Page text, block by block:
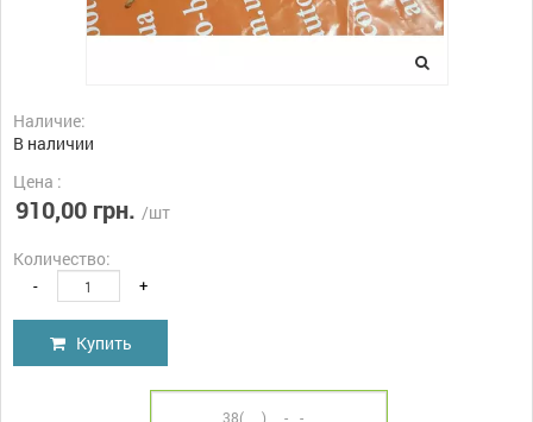
Наличие:
В наличии
Цена :
910,00 грн. /шт
Количество:
- +
Купить